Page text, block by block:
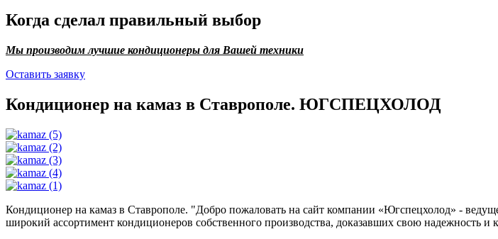
Когда сделал правильный выбор
Мы производим лучшие кондиционеры для Вашей техники
Оставить заявку
Кондиционер на камаз в Ставрополе. ЮГСПЕЦХОЛОД
Кондиционер на камаз в Ставрополе. "Добро пожаловать на сайт компании «Югспецхолод» -
широкий ассортимент кондиционеров собственного производства, доказавших свою надежность и